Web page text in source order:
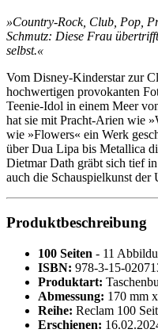
»Country-Rock, Club, Pop,
Schmutz: Diese Frau
selbst.«
Vom Disney-Kinderstar zur
hochwertigen provokanten
Teenie-Idol in einem Meer
hat sie mit Pracht-Arien wie
wie »Flowers« ein Werk
über Dua Lipa bis Metallica
Dietmar Dath gräbt sich tief
auch die Schauspielkunst
Produktbeschreibung
100 Seiten - 11
ISBN: 978-3-15-
Produktart:
Abmessung: 170 mm
Reihe: Reclam 100
Erschienen: